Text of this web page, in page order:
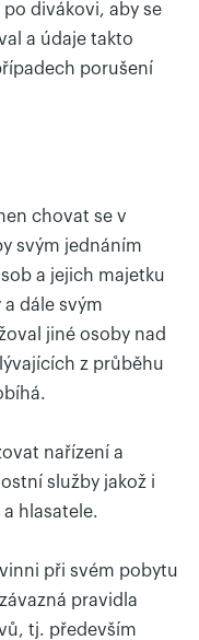
divákovi, aby se
a údaje takto
porušení
chovat se v
svým jednáním
a jejich majetku
a dále svým
jiné osoby nad
z průběhu
nařízení a
služby jakož i
hlasatele.
při svém pobytu
pravidla
tj. především